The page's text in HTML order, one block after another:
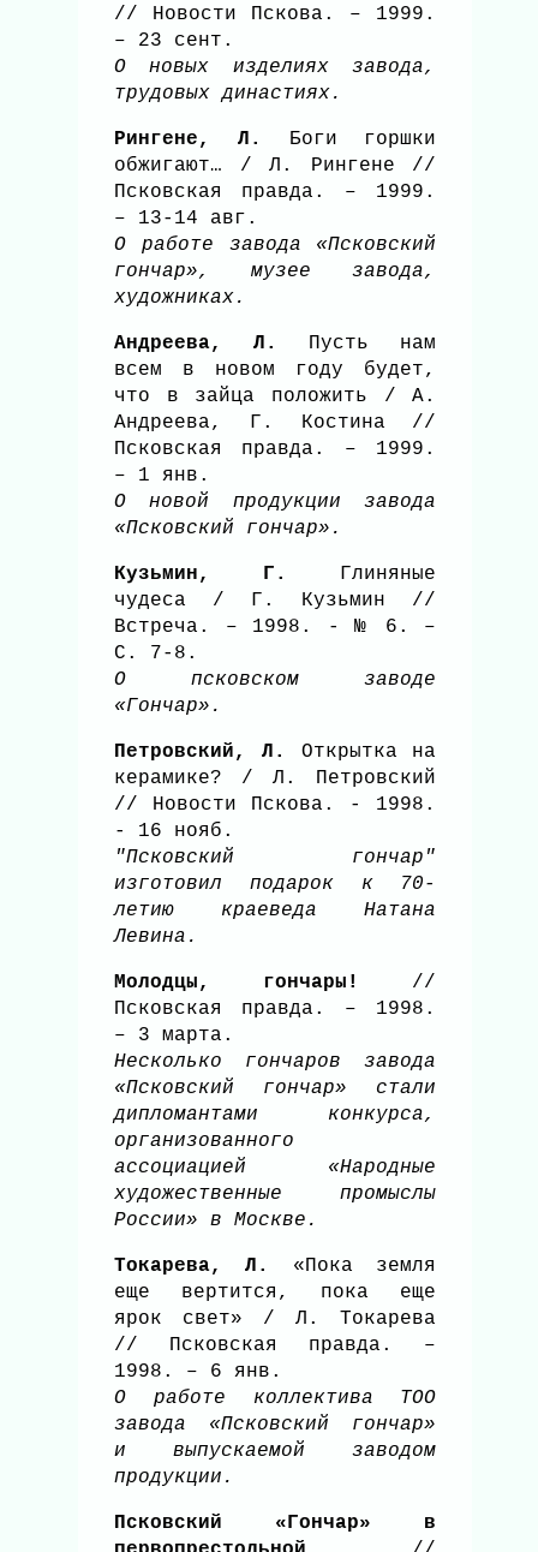
// Новости Пскова. – 1999.
– 23 сент.
О новых изделиях завода,
трудовых династиях.
Рингене, Л.
Боги горшки
обжигают… / Л. Рингене //
Псковская правда. – 1999.
– 13-14 авг.
О работе завода «Псковский
гончар», музее завода,
художниках.
Андреева, Л.
Пусть нам
всем в новом году будет,
что в зайца положить / А.
Андреева, Г. Костина //
Псковская правда. – 1999.
– 1 янв.
О новой продукции завода
«Псковский гончар».
Кузьмин, Г.
Глиняные
чудеса / Г. Кузьмин //
Встреча. – 1998. - № 6. –
С. 7-8.
О псковском заводе
«Гончар».
Петровский, Л.
Открытка на
керамике? / Л. Петровский
// Новости Пскова. - 1998.
- 16 нояб.
"Псковский гончар"
изготовил подарок к 70-
летию краеведа Натана
Левина.
Молодцы, гончары!
//
Псковская правда. – 1998.
– 3 марта.
Несколько гончаров завода
«Псковский гончар» стали
дипломантами конкурса,
организованного
ассоциацией «Народные
художественные промыслы
России» в Москве.
Токарева, Л.
«Пока земля
еще вертится, пока еще
ярок свет» / Л. Токарева
// Псковская правда. –
1998. – 6 янв.
О работе коллектива ТОО
завода «Псковский гончар»
и выпускаемой заводом
продукции.
Псковский «Гончар» в